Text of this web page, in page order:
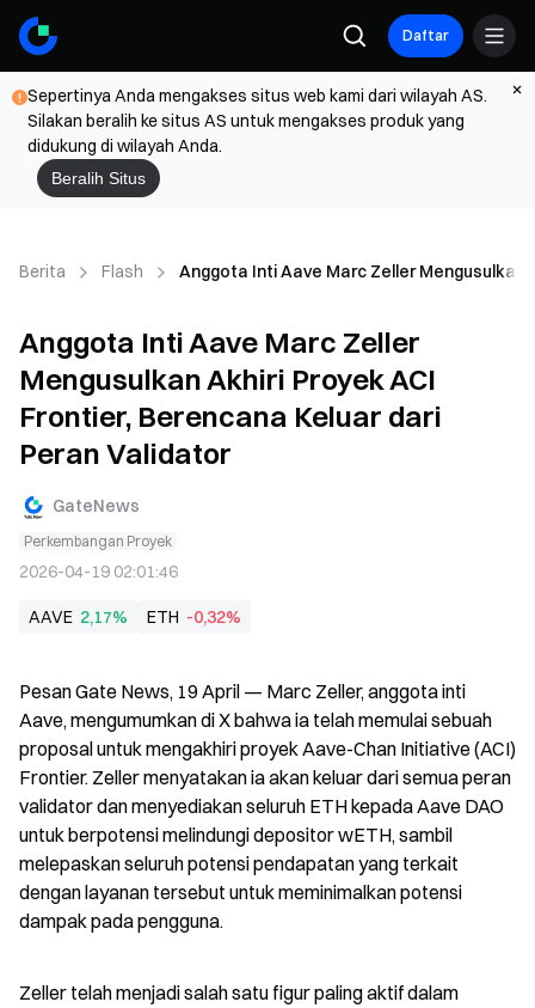
Daftar
Sepertinya Anda mengakses situs web kami dari wilayah AS.
Silakan beralih ke situs AS untuk mengakses produk yang
didukung di wilayah Anda.
Beralih Situs
Berita Flash Anggota Inti Aave Marc Zeller Mengusulkan
Anggota Inti Aave Marc Zeller
Mengusulkan Akhiri Proyek ACI
Frontier, Berencana Keluar dari
Peran Validator
GateNews
Perkembangan Proyek
2026-04-19 02:01:46
AAVE 2,17% ETH -0,32%
Pesan Gate News, 19 April — Marc Zeller, anggota inti
Aave, mengumumkan di X bahwa ia telah memulai sebuah
proposal untuk mengakhiri proyek Aave-Chan Initiative (ACI)
Frontier. Zeller menyatakan ia akan keluar dari semua peran
validator dan menyediakan seluruh ETH kepada Aave DAO
untuk berpotensi melindungi depositor wETH, sambil
melepaskan seluruh potensi pendapatan yang terkait
dengan layanan tersebut untuk meminimalkan potensi
dampak pada pengguna.
Zeller telah menjadi salah satu figur paling aktif dalam